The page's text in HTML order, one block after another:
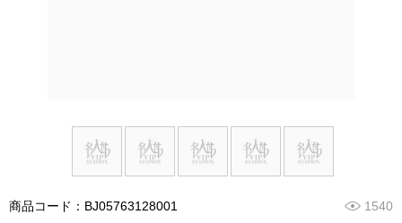
商品コード：BJ05763128001 1540